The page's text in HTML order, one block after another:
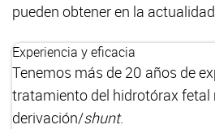
pueden obtener en la
Experiencia y eficacia
Tenemos más de 20 años de
tratamiento del hidrotórax fetal
derivación/shunt.